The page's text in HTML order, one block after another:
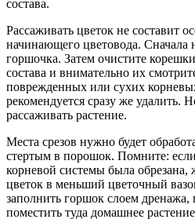
состава.
Рассаживать цветок не составит
начинающего цветовода. Сначала
горшочка. Затем очистите
состава и внимательно их
поврежденных или сухих
рекомендуется сразу же удалить.
рассаживать растение.
Места срезов нужно будет
стертым в порошок. Помните: если
корневой системы была обрезана,
цветок в меньший цветочный
заполнить горшок слоем дренажа,
поместить туда домашнее